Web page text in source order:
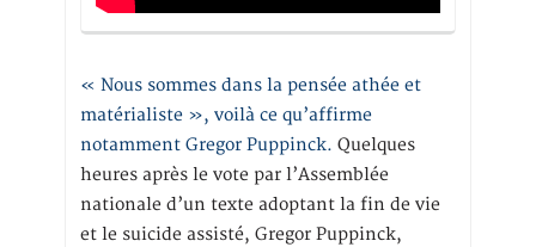
« Nous sommes dans la pensée athée et
matérialiste », voilà ce qu’affirme
notamment Gregor Puppinck. Quelques
heures après le vote par l’Assemblée
nationale d’un texte adoptant la fin de vie
et le suicide assisté, Gregor Puppinck,